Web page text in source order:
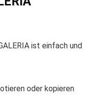
ist einfach und
oder kopieren